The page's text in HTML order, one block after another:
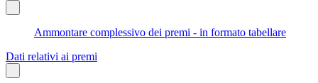
Ammontare complessivo dei premi - in formato tabellare
Dati relativi ai premi